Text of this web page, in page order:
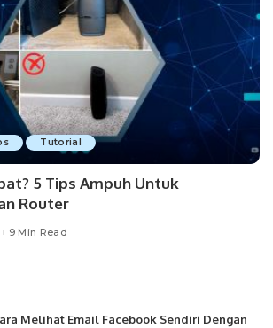
Tutorial
5 Tips Ampuh Untuk
Router
9 Min Read
Melihat Email Facebook Sendiri Dengan